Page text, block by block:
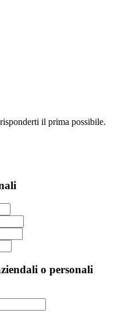
il prima possibile.
o personali